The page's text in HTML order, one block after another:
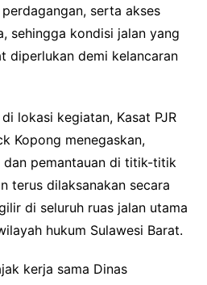
serta akses
sehingga kondisi jalan yang
diperlukan demi kelancaran
lokasi kegiatan, Kasat PJR
Kopong menegaskan,
dan pemantauan di titik-titik
terus dilaksanakan secara
di seluruh ruas jalan utama
hukum Sulawesi Barat.
kerja sama Dinas